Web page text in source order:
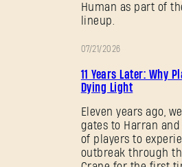
Human as part of
lineup.
销
07/21/2026
11 Years Later: Why
Dying Light
Eleven years ago,
gates to Harran
of players to
outbreak through